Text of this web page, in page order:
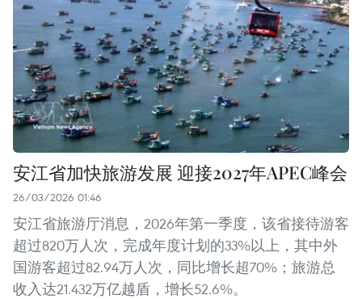
安江省加快旅游发展 迎接2027年APEC峰会
26/03/2026 01:46
安江省旅游厅消息，2026年第一季度，该省接待游客
超过820万人次，完成年度计划的33%以上，其中外
国游客超过82.94万人次，同比增长超70%；旅游总
收入达21.432万亿越盾，增长52.6%。